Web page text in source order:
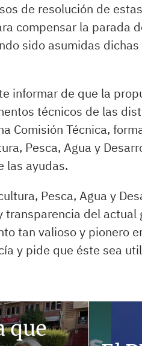
de resolución de
compensar la parada
sido asumidas
informar de que la
técnicos de las
Comisión Técnica,
Pesca, Agua y
las ayudas.
Pesca, Agua y
transparencia del
tan valioso y pionero
y pide que éste sea
que